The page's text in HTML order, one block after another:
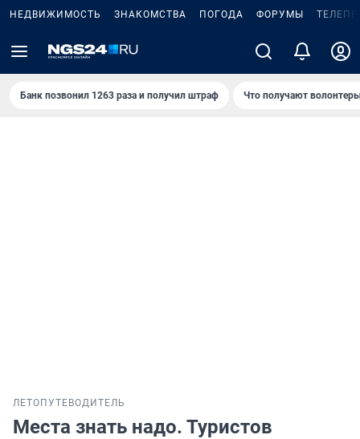
НЕДВИЖИМОСТЬ ЗНАКОМСТВА ПОГОДА ФОРУМЫ
Банк позвонил 1263 раза и получил штраф Что получают
ЛЕТО ПУТЕВОДИТЕЛЬ
Места знать надо. Туристов